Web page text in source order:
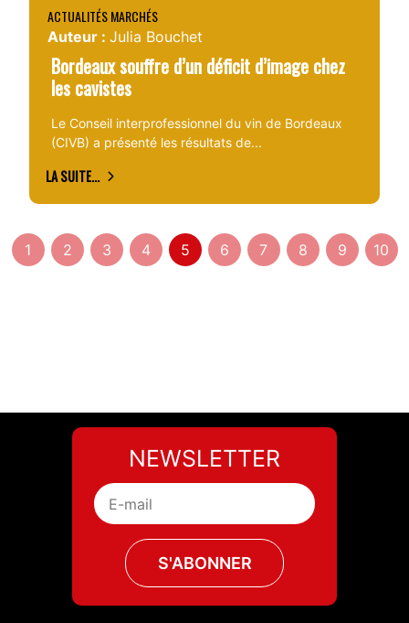
ACTUALITÉS MARCHÉS
Auteur : Julia Bouchet
Bordeaux souffre d’un déficit d’image chez
les cavistes
Le Conseil interprofessionnel du vin de Bordeaux
(CIVB) a présenté les résultats de...
LA SUITE...
1 2 3 4 5 6 7 8 9 10
NEWSLETTER